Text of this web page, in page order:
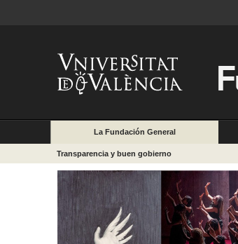
La Fundación General
Transparencia y buen gobierno